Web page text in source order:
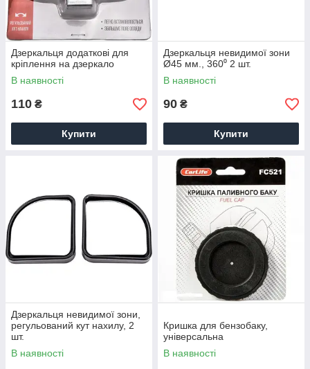
Дзеркальця додаткові для
кріплення на дзеркало
В наявності
110 ₴
Купити
Дзеркальця невидимої зони
Ø45 мм., 360⁰ 2 шт.
В наявності
90 ₴
Купити
Дзеркальця невидимої зони,
регульований кут нахилу, 2
шт.
В наявності
Кришка для бензобаку,
універсальна
В наявності